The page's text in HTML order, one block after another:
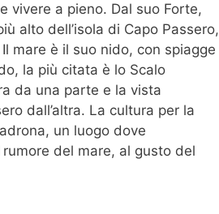
vivere a pieno. Dal suo Forte,
alto dell’isola di Capo Passero,
mare è il suo nido, con spiagge
la più citata è lo Scalo
da una parte e la vista
dall’altra. La cultura per la
un luogo dove
del mare, al gusto del